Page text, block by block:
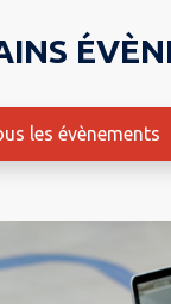
les évènements